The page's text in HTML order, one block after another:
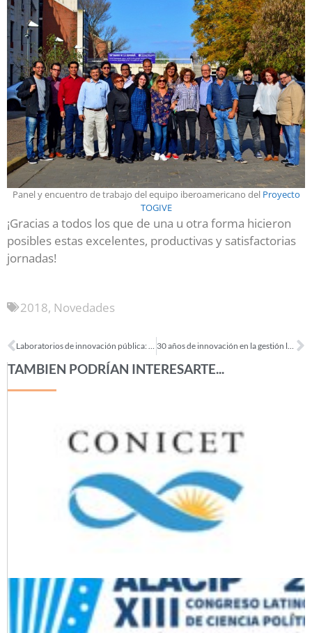
Panel y encuentro de trabajo del equipo iberoamericano del Proyecto
TOGIVE
¡Gracias a todos los que de una u otra forma hicieron
posibles estas excelentes, productivas y satisfactorias
jornadas!
2018, Novedades
Laboratorios de innovación pública: un estudio comparado de casos americanos y europeos (2018) 30 años de innovación en la gestión local: las voces y las experiencias (2018)
TAMBIEN PODRÍAN INTERESARTE...